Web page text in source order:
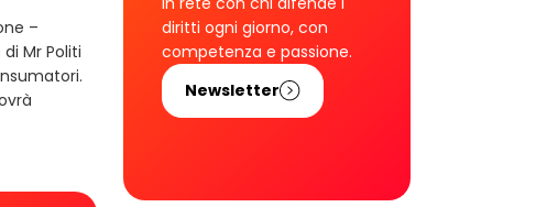
–
Mr Politi
diritti ogni giorno, con
competenza e passione.
Newsletter